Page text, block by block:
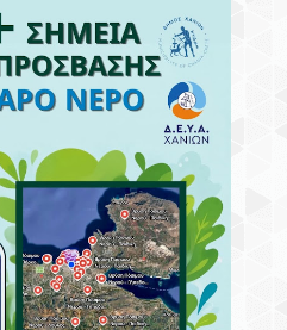
Δωρεάν Ξεναγήσεις Για
Πινακοθήκη
Στην Κασταμονίτσα Με
Περιφέρειας Κρήτης
Στα Κηποθέατρα Του
Δευτέρα 10
Έρευνα Επισκεπτών
Τον Τουρισμό